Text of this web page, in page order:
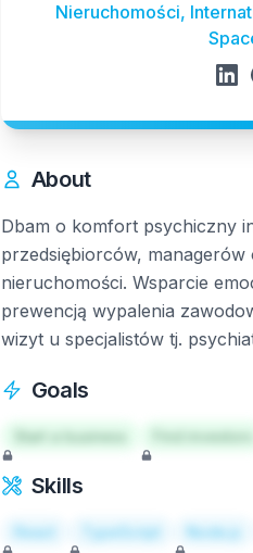
Nieruchomości,
About
Dbam o komfort psychiczny
przedsiębiorców,
nieruchomości. Wsparcie
prewencją wypalenia
wizyt u specjalistów tj.
Goals
Start a business
Skills
React TypeScript Node.js